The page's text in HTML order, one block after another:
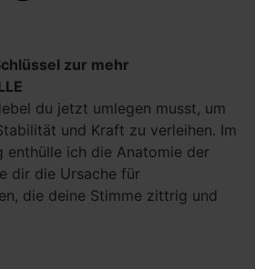
zur mehr
du jetzt umlegen musst, um
und Kraft zu verleihen. Im
enthülle ich die Anatomie der
dir die Ursache für
die deine Stimme zittrig und